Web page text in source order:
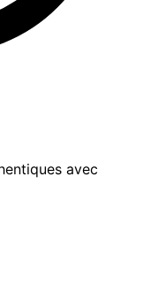
avec